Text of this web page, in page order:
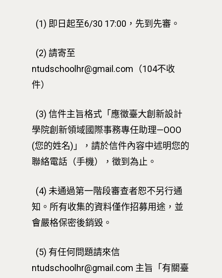
(1) 即日起至6/30 17:00，先到先審。
(2) 請寄至
ntudschoolhr@gmail.com（104不收
件）
(3) 信件主旨格式「應徵臺大創新設計
學院創新領域國際事務專任助理—OOO
(您的姓名)」，請於信件內容中述明您的
聯絡電話（手機），徵到為止。
(4) 未通過第一階段審查者恕不另行通
知。所有收集的資料僅作招募用途，並
會嚴格保密後銷毀。
(5) 有任何問題請來信
ntudschoolhr@gmail.com 主旨「有關臺
相關表單
Address : 100047臺北
思源街18號卓越研究大
Room 409, Building for
Research Excellence.
Taipei City 100047,